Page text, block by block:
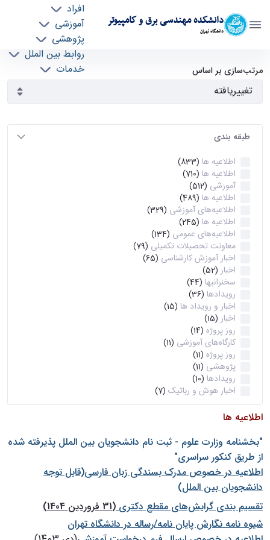
دانشکده مهندسی برق و کامپیوتر
دانشگاه تهران
افراد
آموزشی
پژوهشی
روابط بین الملل
خدمات
آرشیو اطلاعیه ها - ece- دانشکده مهندسی برق و
کامپیوتر
مرتب‌سازی بر اساس
طبقه بندی
اطلاعیه ها (833)
اطلاعیه ها (710)
آموزشی (512)
اطلاعیه ها (489)
اطلاعیه‌های‌ آموزشی (329)
اطلاعیه ها (245)
اطلاعیه‌های عمومی (134)
معاونت تحصیلات تکمیلی (79)
اخبار آموزش کارشناسی (65)
اخبار (52)
سخنرانیها (44)
رویدادها (36)
اخبار و رویداد ها (15)
اخبار (15)
روز پروژه (14)
کارگاه‌های آموزشی (11)
روز پروژه (11)
پژوهشی (11)
رویدادها (10)
اخبار هوش و رباتیک (7)
اطلاعیه ها
"بخشنامه وزارت علوم - ثبت نام دانشجويان بين الملل پذيرفته شده
از طريق كنكور سراسری"
اطلاعیه در خصوص مدرک بسندگی زبان فارسی(قابل توجه
دانشجویان بین الملل)
تقسیم بندی گرایش‌های مقطع دکتری(31 فروردین 1404)
شيوه نامه نگارش پايان نامه/رساله در دانشگاه تهران